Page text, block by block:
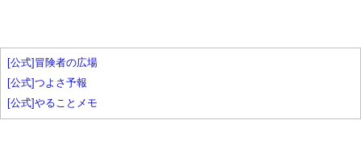
[公式]冒険者の広場
[公式]つよさ予報
[公式]やることメモ